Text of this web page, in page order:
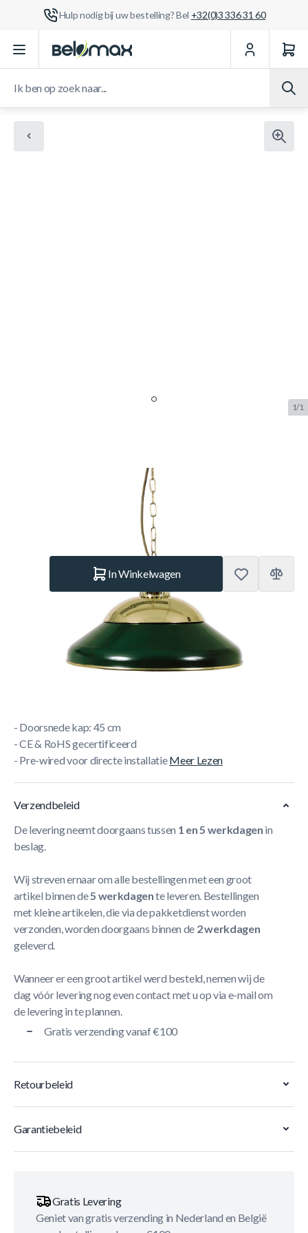
Hulp nodig bij uw bestelling? Bel +32(0)3 336 31 60
Ga naar de inhoud
1/1
Merk:Buffalo
In Winkelwagen
Korte Beschrijving
- Losse lamp poolbiljart
- Doorsnede kap: 45 cm
- CE & RoHS gecertificeerd
- Pre-wired voor directe installatieMeer Lezen
Verzendbeleid
De levering neemt doorgaans tussen 1 en 5 werkdagen in
beslag.
Wij streven ernaar om alle bestellingen met een groot
artikel binnen de5 werkdagente leveren. Bestellingen
met kleine artikelen, die via de pakketdienst worden
verzonden, worden doorgaans binnen de 2 werkdagen
geleverd.
Wanneer er een groot artikel werd besteld, nemen wij de
dag vóór levering nog even contact met u op via e-mail om
de levering in te plannen.
Gratis verzending vanaf €100
Retourbeleid
Garantiebeleid
Gratis Levering
Geniet van gratis verzending in Nederland en België